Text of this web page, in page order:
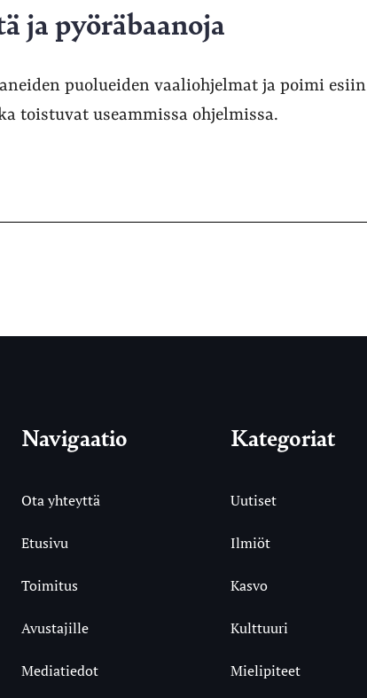
ja pyöräbaanoja
puolueiden vaaliohjelmat ja poimi esiin
toistuvat useammissa ohjelmissa.
Navigaatio
Ota yhteyttä
Etusivu
Toimitus
Avustajille
Mediatiedot
Kategoriat
Uutiset
Ilmiöt
Kasvo
Kulttuuri
Mielipiteet